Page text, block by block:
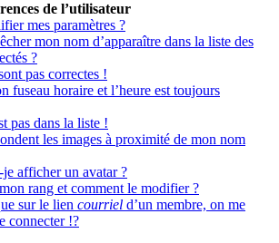
de l’utilisateur
mes paramètres ?
mon nom d’apparaître dans la liste des
?
pas correctes !
fuseau horaire et l’heure est toujours
pas dans la liste !
les images à proximité de mon nom
afficher un avatar ?
rang et comment le modifier ?
sur le lien courriel d’un membre, on me
connecter !?